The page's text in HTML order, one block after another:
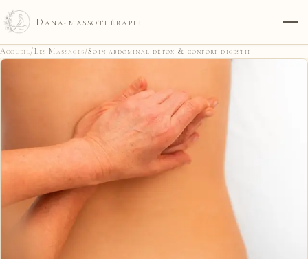
Dana-massothérapie
Accueil/Les Massages/Soin abdominal détox & confort digestif